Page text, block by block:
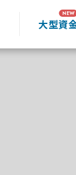
大型資